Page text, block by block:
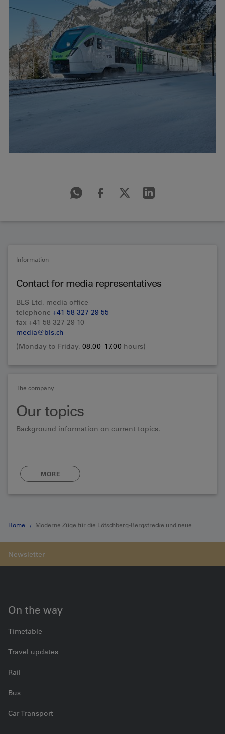
Information
Contact for media representatives
BLS Ltd, media office
telephone +41 58 327 29 55
fax +41 58 327 29 10
media@bls.ch
(Monday to Friday, 08.00–17.00 hours)
The company
Our topics
Background information on current topics.
MORE
Home Moderne Züge für die Lötschberg-Bergstrecke und neue
On the way
Timetable
Travel updates
Rail
Bus
Car Transport